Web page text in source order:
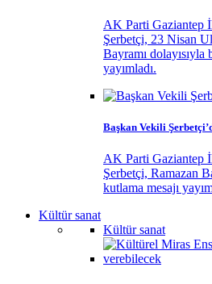
AK Parti Gaziantep
Şerbetçi, 23 Nisan
Bayramı dolayısıyla
yayımladı.
Başkan Vekili
AK Parti Gaziantep
Şerbetçi, Ramazan
kutlama mesajı
Kültür sanat
Kültür sanat